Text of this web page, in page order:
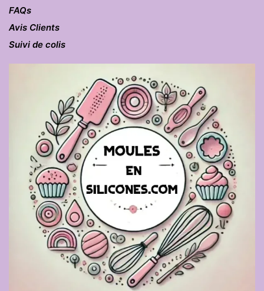
FAQs
Avis Clients
Suivi de colis